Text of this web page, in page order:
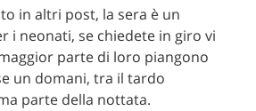
in altri post, la sera è un
i neonati, se chiedete in giro vi
parte di loro piangono
un domani, tra il tardo
parte della nottata.